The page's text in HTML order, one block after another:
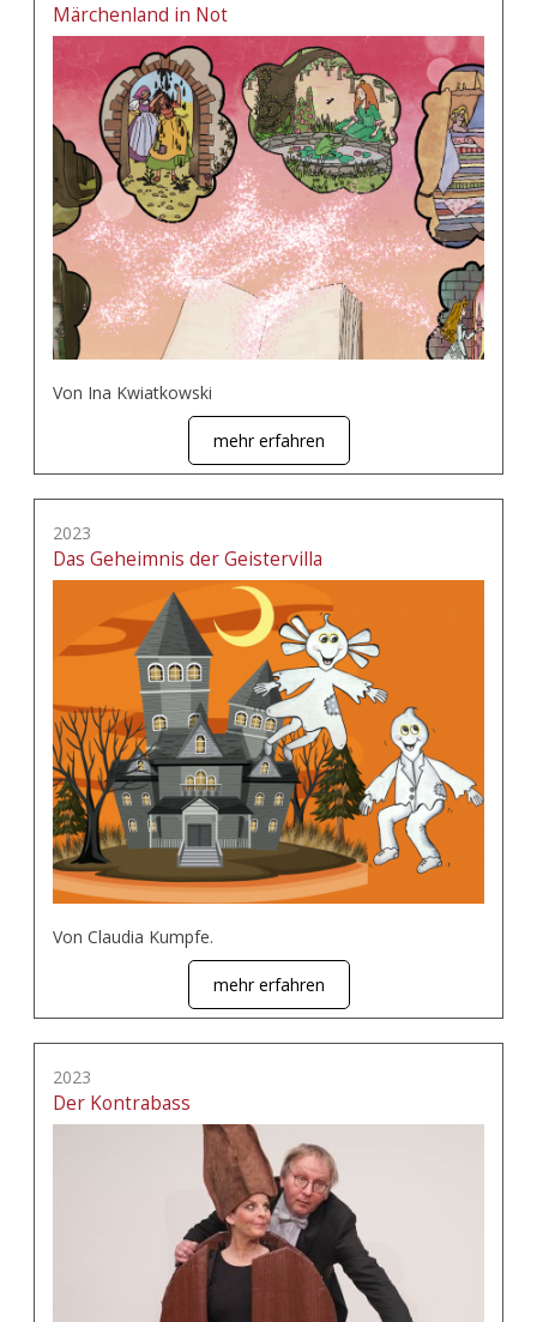
Märchenland in Not
Von Ina Kwiatkowski
mehr erfahren
2023
Das Geheimnis der Geistervilla
Von Claudia Kumpfe.
mehr erfahren
2023
Der Kontrabass